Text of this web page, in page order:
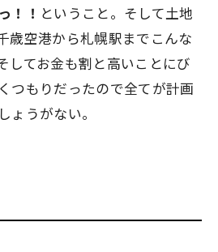
！！ ということ。そして土地
歳空港から札幌駅までこんな
してお金も割と高いことにび
つもりだったので全てが計画
ょうがない。